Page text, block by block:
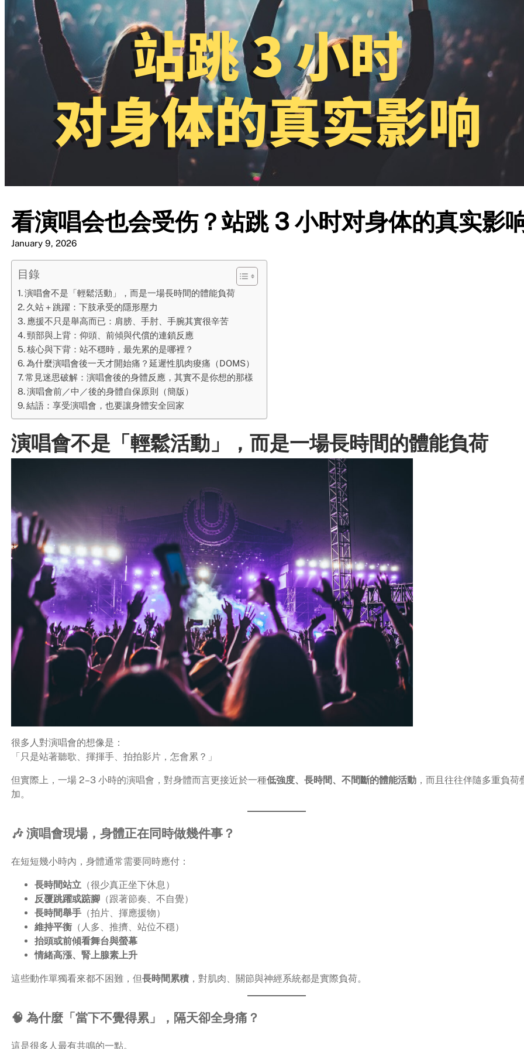
看演唱会也会受伤？站跳 3 小时对身体的真实影
January 9, 2026
目錄
演唱會不是「輕鬆活動」，而是一場長時間的體能負荷
久站＋跳躍：下肢承受的隱形壓力
應援不只是舉高而已：肩膀、手肘、手腕其實很辛苦
頸部與上背：仰頭、前傾與代償的連鎖反應
核心與下背：站不穩時，最先累的是哪裡？
為什麼演唱會後一天才開始痛？延遲性肌肉痠痛（DOMS）
常見迷思破解：演唱會後的身體反應，其實不是你想的那樣
演唱會前／中／後的身體自保原則（簡版）
結語：享受演唱會，也要讓身體安全回家
演唱會不是「輕鬆活動」，而是一場長時間的體能負荷
很多人對演唱會的想像是：
「只是站著聽歌、揮揮手、拍拍影片，怎會累？」
但實際上，一場 2–3 小時的演唱會，對身體而言更接近於一種低強度、長時間、不間斷的體能活動，而且往往伴隨多重負荷
加。
🎶 演唱會現場，身體正在同時做幾件事？
在短短幾小時內，身體通常需要同時應付：
長時間站立（很少真正坐下休息）
反覆跳躍或踮腳（跟著節奏、不自覺）
長時間舉手（拍片、揮應援物）
維持平衡（人多、推擠、站位不穩）
抬頭或前傾看舞台與螢幕
情緒高漲、腎上腺素上升
這些動作單獨看來都不困難，但長時間累積，對肌肉、關節與神經系統都是實際負荷。
🧠 為什麼「當下不覺得累」，隔天卻全身痛？
這是很多人最有共鳴的一點。